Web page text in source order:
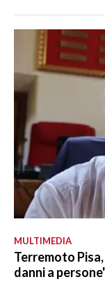
MULTIMEDIA
Terremoto
danni a